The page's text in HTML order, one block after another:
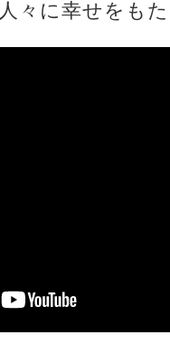
々に幸せをも